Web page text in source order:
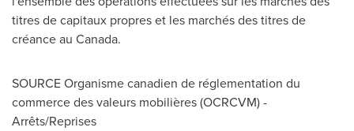
titres de capitaux propres et les marchés des titres de
créance au Canada.
SOURCE Organisme canadien de réglementation du
commerce des valeurs mobilières (OCRCVM) -
Arrêts/Reprises